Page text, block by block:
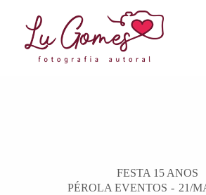
FESTA 15 ANOS
PÉROLA EVENTOS
21/